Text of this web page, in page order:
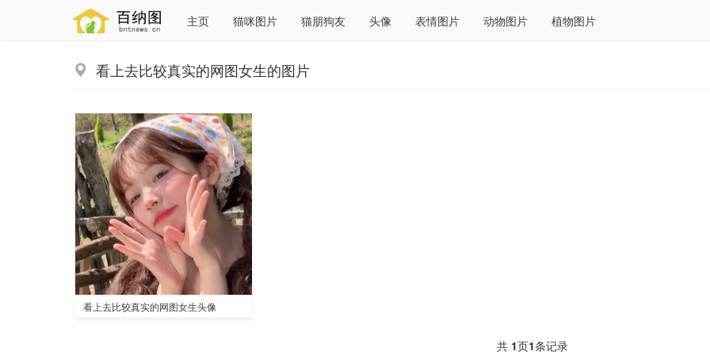
主页 猫咪图片 猫朋狗友 头像 表情图片 动物图片 植物图片
看上去比较真实的网图女生的图片
看上去比较真实的网图女生头像
共 1页1条记录